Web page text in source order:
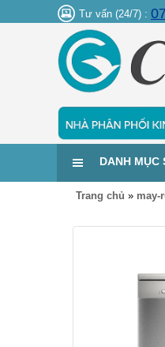
Tư vấn (24/7) :
DANH MỤC
Trang chủ » may-